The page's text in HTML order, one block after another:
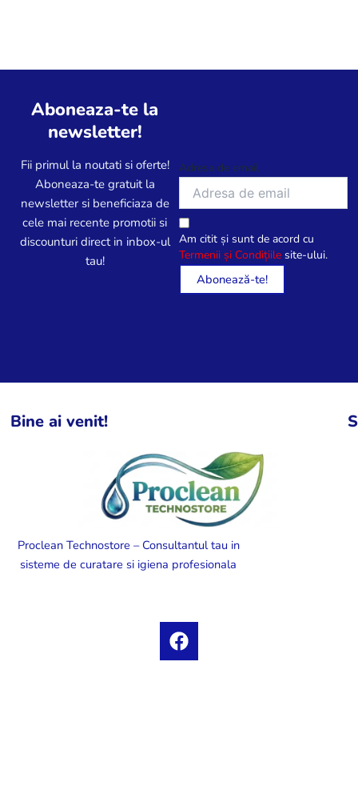
Aboneaza-te la
newsletter!
Fii primul la noutati si oferte!
Aboneaza-te gratuit la
newsletter si beneficiaza de
cele mai recente promotii si
discounturi direct in inbox-ul
tau!
Adresa de email
Am citit și sunt de acord cu
Termenii și Condițiile site-ului.
Bine ai venit!
Proclean Technostore – Consultantul tau in
sisteme de curatare si igiena profesionala
F
a
c